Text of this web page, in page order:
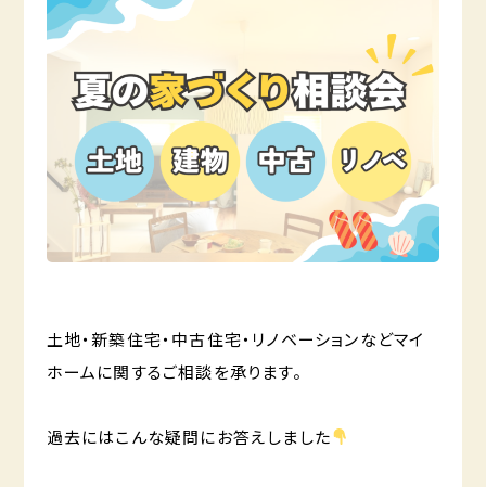
土地・新築住宅・中古住宅・リノベーションなどマイ
ホームに関するご相談を承ります。
過去にはこんな疑問にお答えしました